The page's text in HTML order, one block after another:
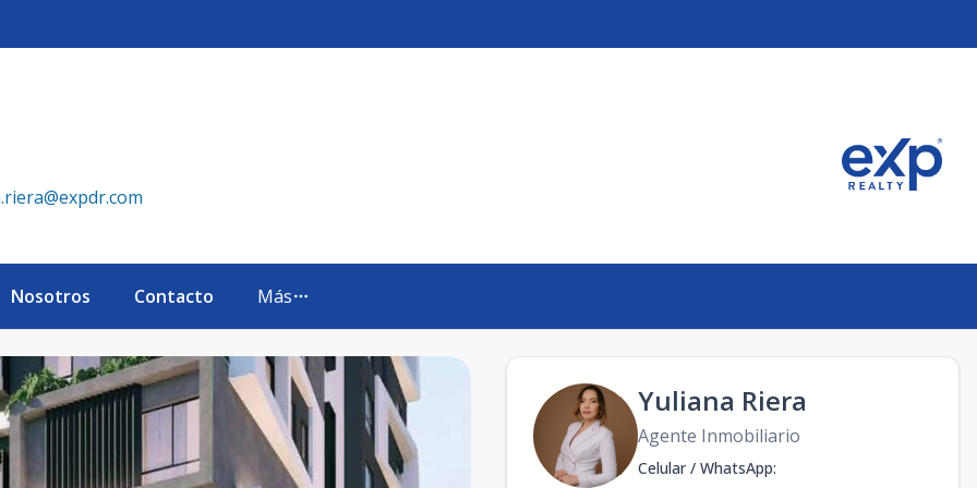
Nosotros Contacto Más
Yuliana Riera
Agente Inmobiliario
Celular / WhatsApp:
Dominicana